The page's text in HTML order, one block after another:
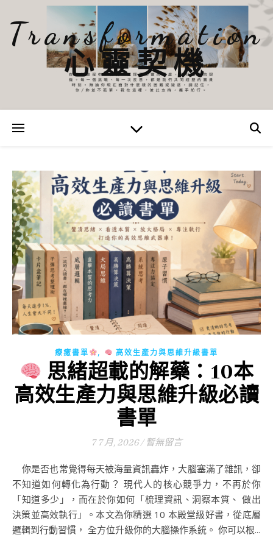
Transformation
心靈契機
療癒書單 , 高效生產力與思維升級書單
思緒超載的解藥：10本
高效生產力與思維升級必讀
書單
7 7 月, 2026 / 暫無留言
你是否也常覺得每天被海量資訊轟炸，大腦塞滿了雜訊，卻
不知道如何轉化為行動？ 現代人的核心競爭力，不再於你
「知道多少」，而在於你如何「梳理資訊、洞察本質、 做出
決策並高效執行」。本文為你精選 10 本殿堂級好書，從底層
邏輯到行動習慣， 全方位升級你的大腦操作系統。 你可以根...